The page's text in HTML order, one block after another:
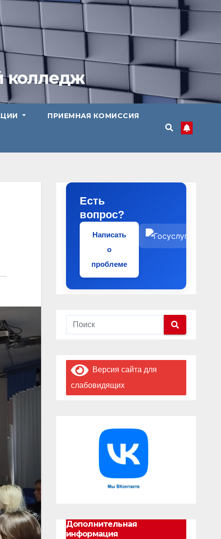
колледж
ПРИЕМНАЯ КОМИССИЯ
Есть
вопрос?
Написать
о
проблеме
Версия сайта для
слабовидящих
Дополнительная
информация